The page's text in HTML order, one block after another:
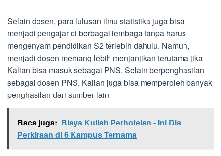
Selain dosen, para lulusan ilmu statistika juga bisa
menjadi pengajar di berbagai lembaga tanpa harus
mengenyam pendidikan S2 terlebih dahulu. Namun,
menjadi dosen memang lebih menjanjikan terutama jika
Kalian bisa masuk sebagai PNS. Selain berpenghasilan
sebagai dosen PNS, Kalian juga bisa memperoleh banyak
penghasilan dari sumber lain.
Baca juga: Biaya Kuliah Perhotelan - Ini Dia
Perkiraan di 6 Kampus Ternama